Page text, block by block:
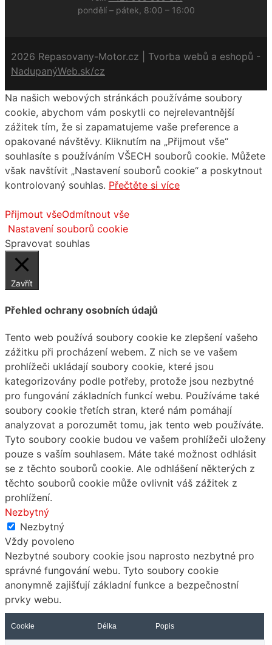
pondělí – pátek, 8:00 – 16:00
2026 Repasovany-Motor.cz | Tvorba webů a eshopů -
NadupanýWeb.sk/cz
Na našich webových stránkách používáme soubory
cookie, abychom vám poskytli co nejrelevantnější
zážitek tím, že si zapamatujeme vaše preference a
opakované návštěvy. Kliknutím na „Přijmout vše“
souhlasíte s používáním VŠECH souborů cookie. Můžete
však navštívit „Nastavení souborů cookie“ a poskytnout
kontrolovaný souhlas. Přečtěte si více
Přijmout všeOdmítnout vše
Nastavení souborů cookie
Spravovat souhlas
Zavřít
Přehled ochrany osobních údajů
Tento web používá soubory cookie ke zlepšení vašeho
zážitku při procházení webem. Z nich se ve vašem
prohlížeči ukládají soubory cookie, které jsou
kategorizovány podle potřeby, protože jsou nezbytné
pro fungování základních funkcí webu. Používáme také
soubory cookie třetích stran, které nám pomáhají
analyzovat a porozumět tomu, jak tento web používáte.
Tyto soubory cookie budou ve vašem prohlížeči uloženy
pouze s vaším souhlasem. Máte také možnost odhlásit
se z těchto souborů cookie. Ale odhlášení některých z
těchto souborů cookie může ovlivnit váš zážitek z
prohlížení.
Nezbytný
Nezbytný
Vždy povoleno
Nezbytné soubory cookie jsou naprosto nezbytné pro
správné fungování webu. Tyto soubory cookie
anonymně zajišťují základní funkce a bezpečnostní
prvky webu.
Cookie Délka Popis